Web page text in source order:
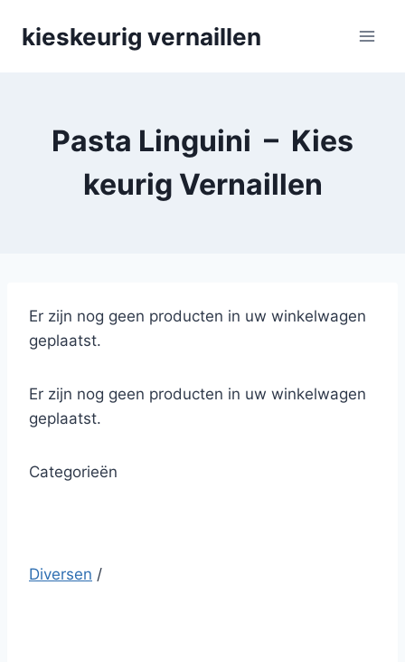
kieskeurig vernaillen
Pasta Linguini – Kies
keurig Vernaillen
Er zijn nog geen producten in uw winkelwagen
geplaatst.
Er zijn nog geen producten in uw winkelwagen
geplaatst.
Categorieën
Diversen /